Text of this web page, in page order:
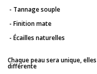
- Tannage souple
- Finition mate
- Écailles naturelles
Chaque peau sera unique,
différente